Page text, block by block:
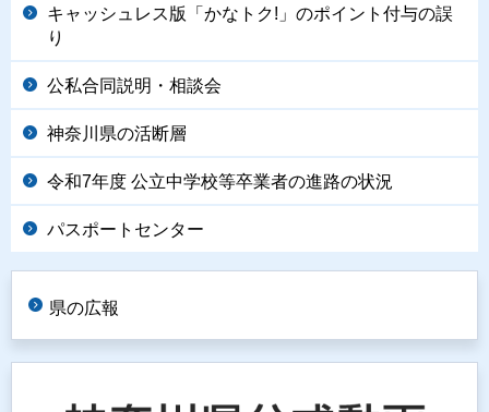
キャッシュレス版「かなトク!」のポイント付与の誤
り
公私合同説明・相談会
神奈川県の活断層
令和7年度 公立中学校等卒業者の進路の状況
パスポートセンター
県の広報